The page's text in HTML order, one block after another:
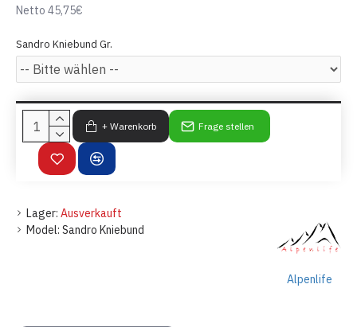
Lager: Ausverkauft
Model: Sandro Kniebund
Alpenlife
Netto 45,75€
Sandro Kniebund Gr.
+ Warenkorb Frage stellen